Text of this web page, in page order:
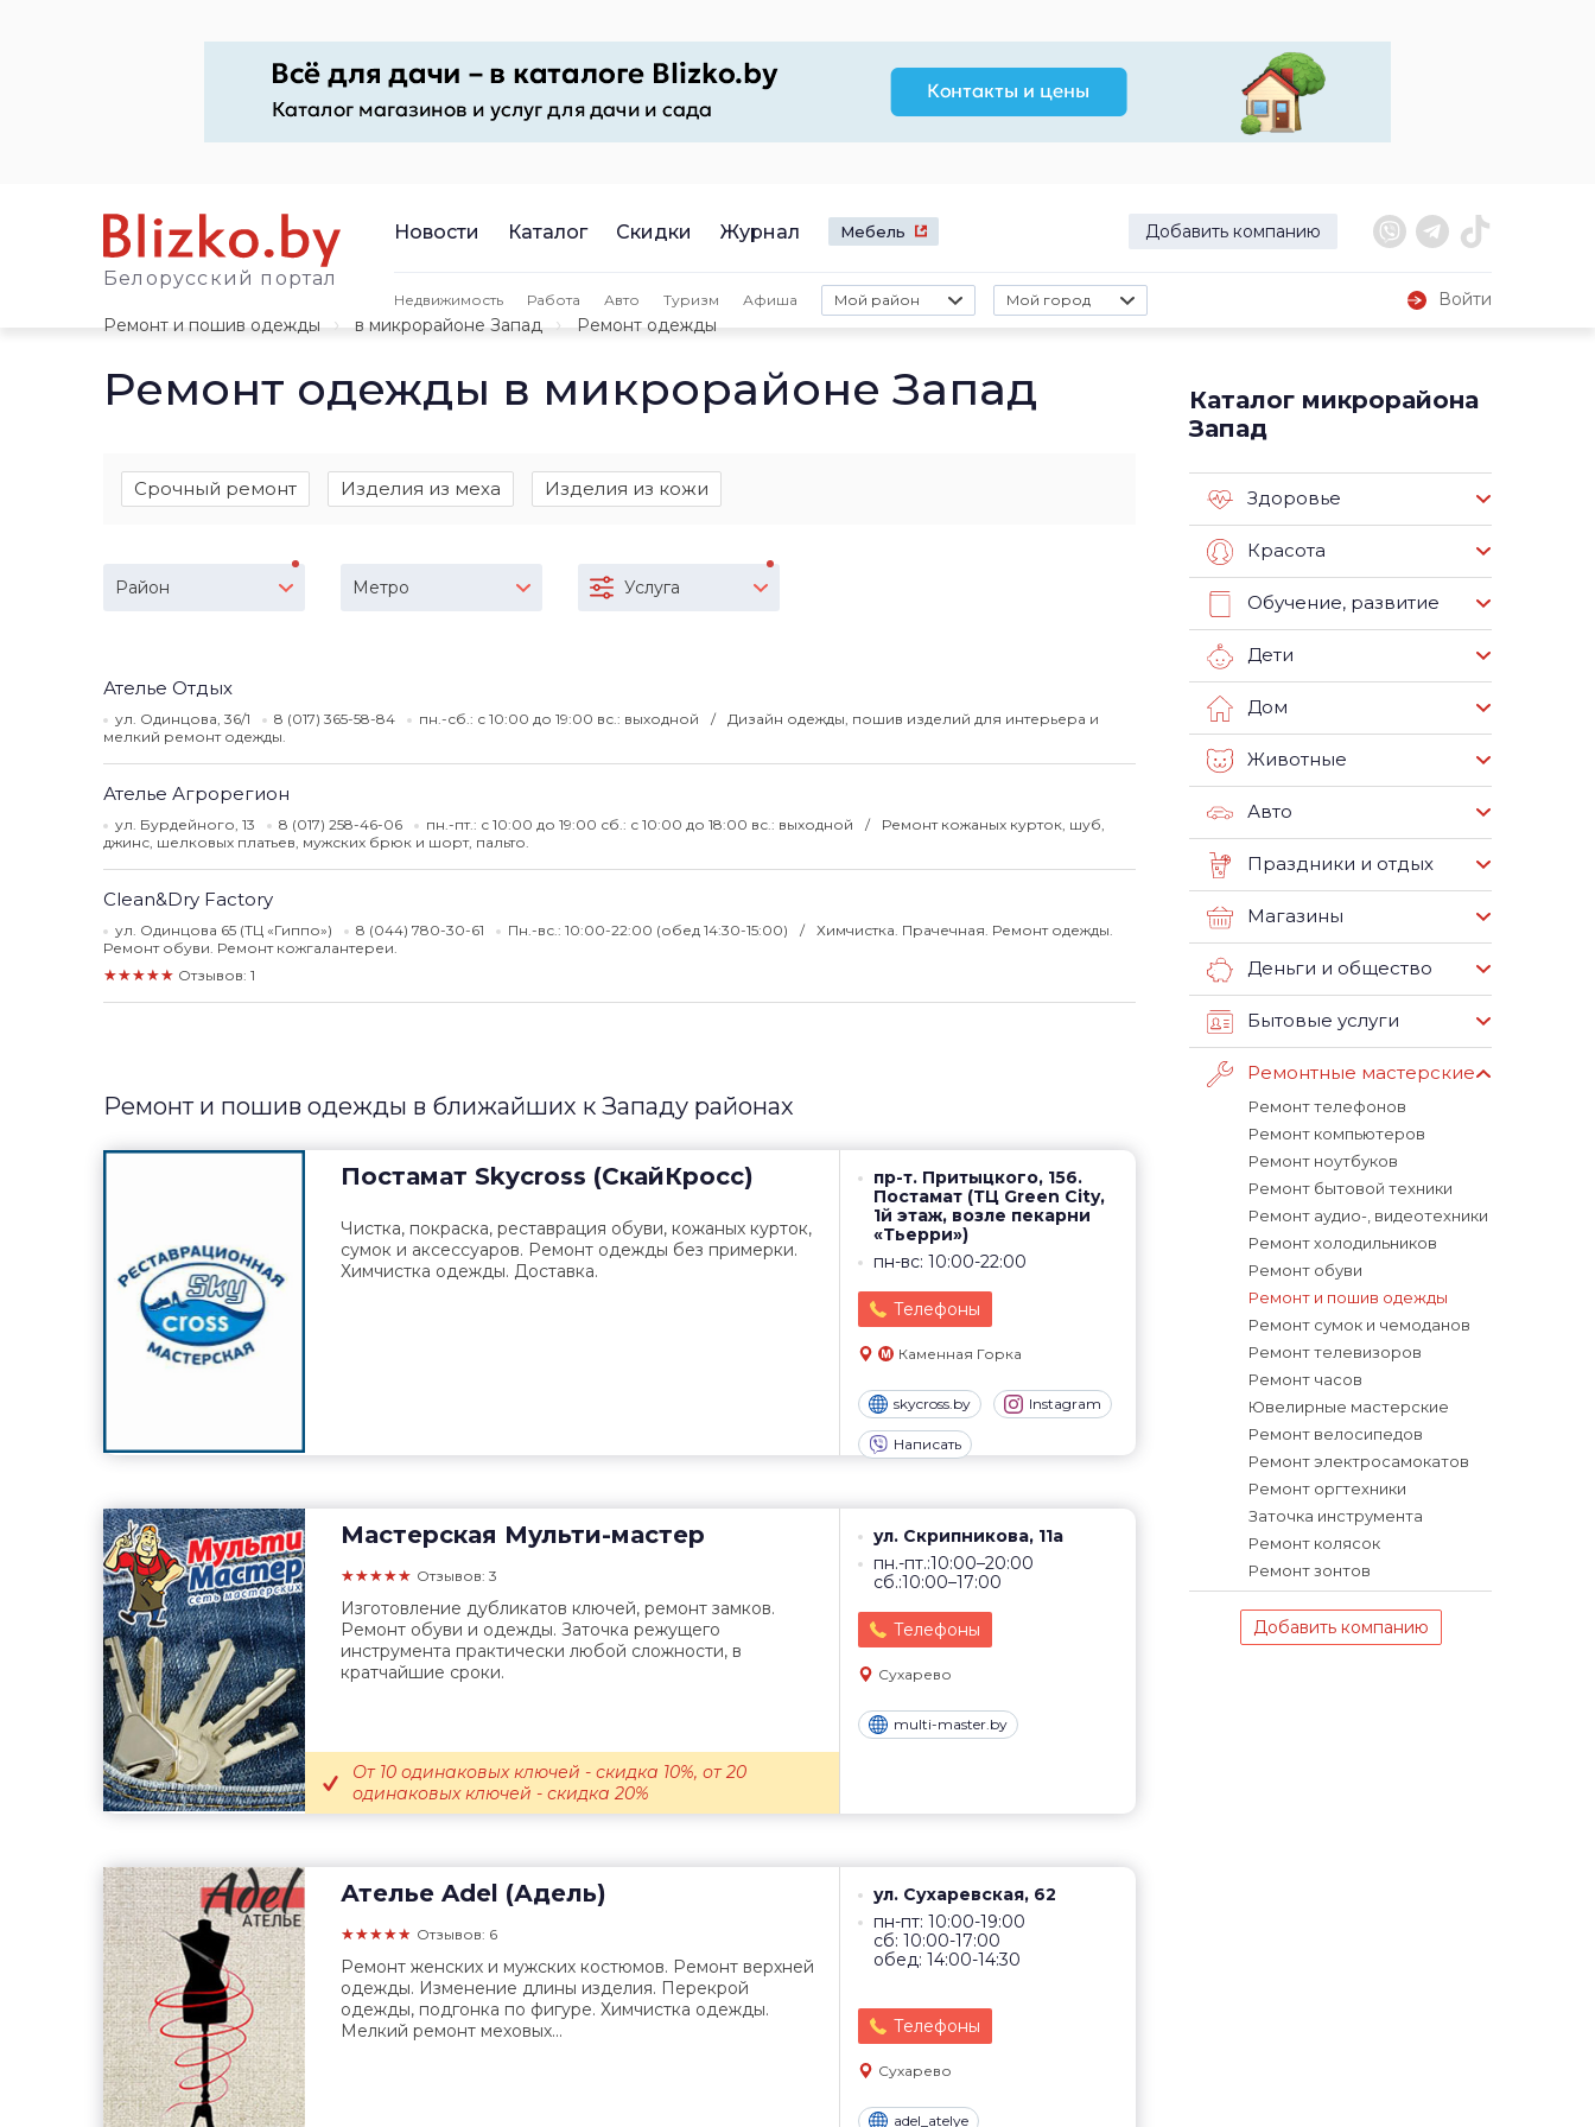
Белорусский портал
Новости Каталог Скидки Журнал Мебель Добавить компанию
Недвижимость Работа Авто Туризм Афиша Мой район Мой город
Войти
Ремонт и пошив одежды
в микрорайоне Запад Ремонт одежды
Ремонт одежды в микрорайоне Запад
Срочный ремонт Изделия из меха Изделия из кожи
Район Метро Услуга
Ателье Отдых
ул. Одинцова, 36/1 8 (017) 365-58-84 пн.-сб.: с 10:00 до 19:00 вс.: выходной
Дизайн одежды, пошив изделий для интерьера и
мелкий ремонт одежды.
Ателье Агрорегион
ул. Бурдейного, 13 8 (017) 258-46-06 пн.-пт.: с 10:00 до 19:00 сб.: с 10:00 до 18:00 вс.: выходной
Ремонт кожаных курток, шуб,
джинс, шелковых платьев, мужских брюк и шорт, пальто.
Clean&Dry Factory
ул. Одинцова 65 (ТЦ «Гиппо») 8 (044) 780-30-61 Пн.-вс.: 10:00-22:00 (обед 14:30-15:00)
Химчистка. Прачечная. Ремонт одежды.
Ремонт обуви. Ремонт кожгалантереи.
★★★★★ Отзывов: 1
Ремонт и пошив одежды в ближайших к Западу районах
Постамат Skycross (СкайКросс)
пр-т. Притыцкого, 156.
Постамат (ТЦ Green City,
1й этаж, возле пекарни
«Тьерри»)
пн-вс: 10:00-22:00
Телефоны
Каменная Горка
skycross.by Instagram
Написать
Чистка, покраска, реставрация обуви, кожаных курток,
сумок и аксессуаров. Ремонт одежды без примерки.
Химчистка одежды. Доставка.
Мастерская Мульти-мастер
★★★★★ Отзывов: 3
ул. Скрипникова, 11а
пн.-пт.:10:00–20:00
сб.:10:00–17:00
Телефоны
Сухарево
multi-master.by
Изготовление дубликатов ключей, ремонт замков.
Ремонт обуви и одежды. Заточка режущего
инструмента практически любой сложности, в
кратчайшие сроки.
От 10 одинаковых ключей - скидка 10%, от 20
одинаковых ключей - скидка 20%
Ателье Adel (Адель)
★★★★★ Отзывов: 6
ул. Сухаревская, 62
пн-пт: 10:00-19:00
сб: 10:00-17:00
обед: 14:00-14:30
Телефоны
Сухарево
adel_atelye
Ремонт женских и мужских костюмов. Ремонт верхней
одежды. Изменение длины изделия. Перекрой
одежды, подгонка по фигуре. Химчистка одежды.
Мелкий ремонт меховых...
Каталог микрорайона
Запад
Здоровье
Красота
Обучение, развитие
Дети
Дом
Животные
Авто
Праздники и отдых
Магазины
Деньги и общество
Бытовые услуги
Ремонтные мастерские
Ремонт телефонов
Ремонт компьютеров
Ремонт ноутбуков
Ремонт бытовой техники
Ремонт аудио-, видеотехники
Ремонт холодильников
Ремонт обуви
Ремонт и пошив одежды
Ремонт сумок и чемоданов
Ремонт телевизоров
Ремонт часов
Ювелирные мастерские
Ремонт велосипедов
Ремонт электросамокатов
Ремонт оргтехники
Заточка инструмента
Ремонт колясок
Ремонт зонтов
Добавить компанию